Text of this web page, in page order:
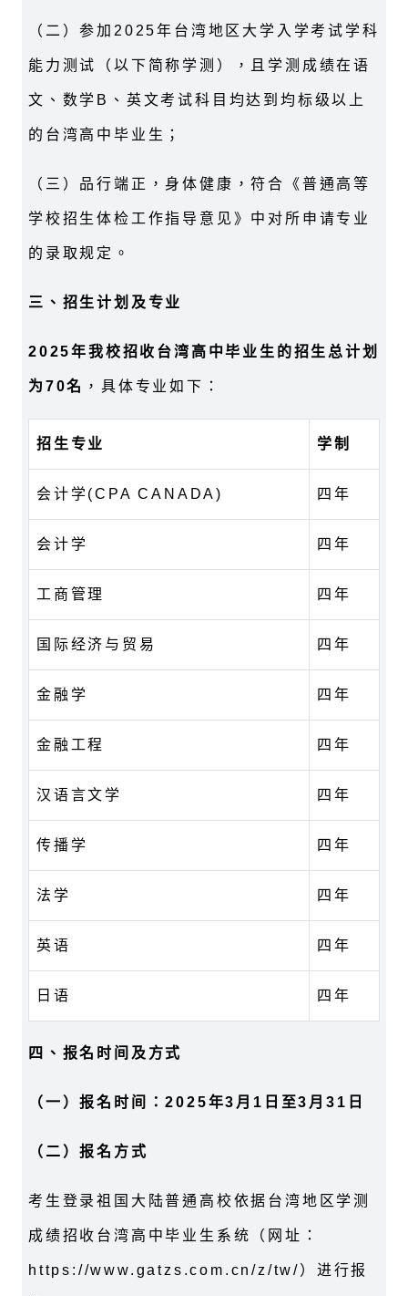
（二）参加 2025年台湾地区大学入学考试学科
能力测试（以下简称学测），且学测成绩在语
文、数学 B 、英文考试科目均达到均标级以上
的台湾高中毕业生；
（三）品行端正，身体健康，符合《普通高等
学校招生体检工作指导意见》中对所申请专业
的录取规定。
三、招生计划及专业
2025年我校招收台湾高中毕业生的招生总计划
为 70名 ，具体专业如下：
招生专业 学制
会计学(CPA CANADA) 四年
会计学 四年
工商管理 四年
国际经济与贸易 四年
金融学 四年
金融工程 四年
汉语言文学 四年
传播学 四年
法学 四年
英语 四年
日语 四年
四、报名时间及方式
（一）报名时间：2025年3 月 1 日至3 月31 日
（二）报名方式
考生登录祖国大陆普通高校依据台湾地区学测
成绩招收台湾高中毕业生系统（网址：
https://www.gatzs.com.cn/z/tw/）进行报